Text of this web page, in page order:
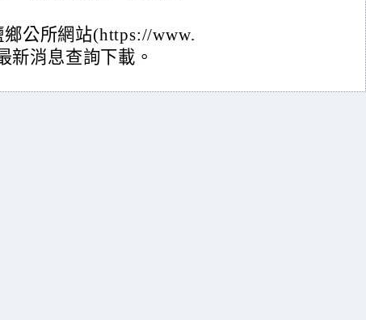
公所網站(https://www.
新消息查詢下載。